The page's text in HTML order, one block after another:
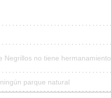
Negrillos no tiene hermanamiento
parque natural